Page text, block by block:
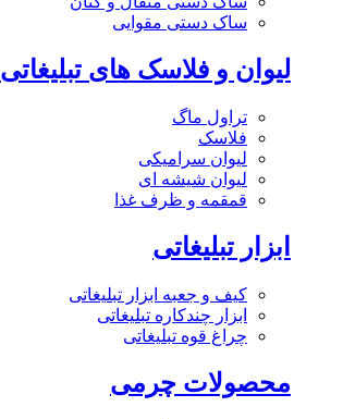
ساک دستی مقوایی
لیوان و فلاسک های تبلیغاتی
تراول ماگ
فلاسک
لیوان سرامیکی
لیوان شیشه ای
قمقمه و ظرف غذا
ابزار تبلیغاتی
کیف و جعبه ابزار تبلیغاتی
ابزار چندکاره تبلیغاتی
چراغ قوه تبلیغاتی
محصولات چرمی